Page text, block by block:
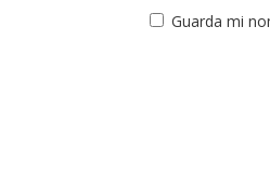
Guarda mi